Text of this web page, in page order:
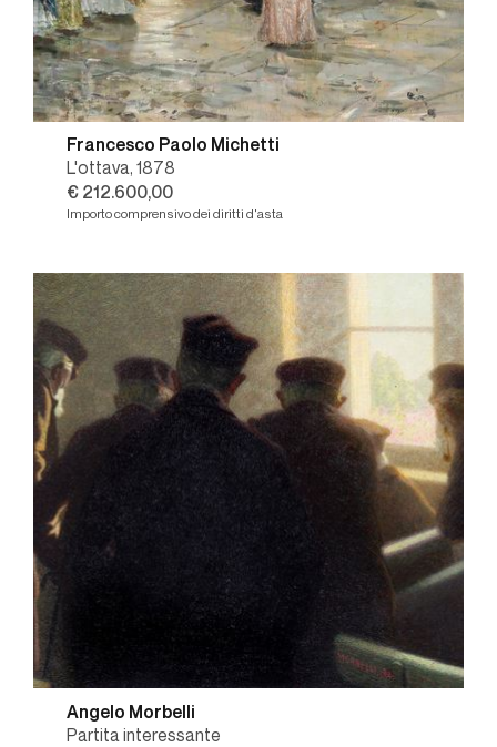
Francesco Paolo Michetti
L'ottava, 1878
€ 212.600,00
Importo comprensivo dei diritti d'asta
Angelo Morbelli
Partita interessante